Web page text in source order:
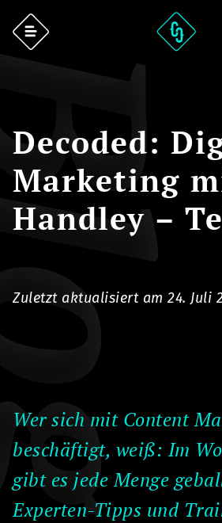
Decoded:
Marketing
Handley –
Zuletzt aktualisiert am 24. Juli
Wer sich mit Content
beschäftigt, weiß: Im
gibt es jede Menge
Experten-Tipps und